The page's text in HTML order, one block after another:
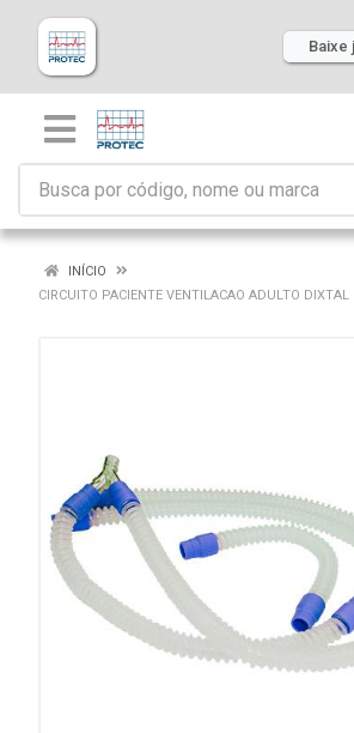
Baixe
INÍCIO
CIRCUITO PACIENTE VENTILACAO ADULTO DIXTAL